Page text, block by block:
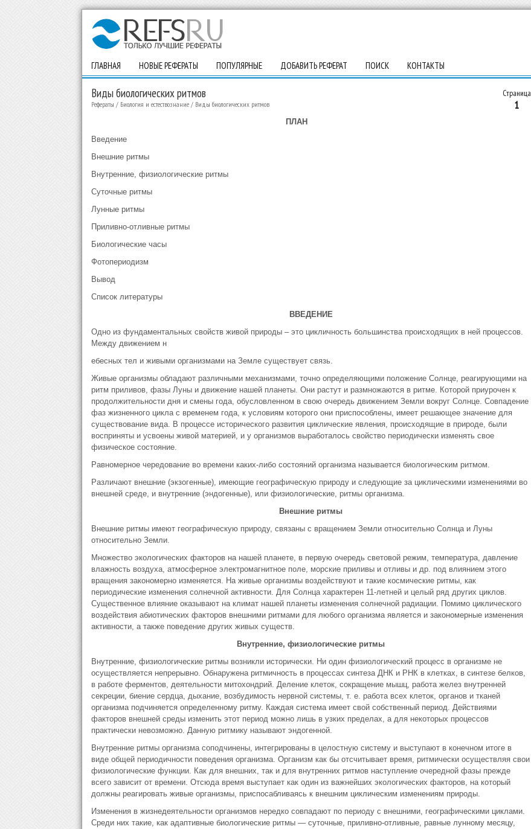
ГЛАВНАЯ НОВЫЕ РЕФЕРАТЫ ПОПУЛЯРНЫЕ ДОБАВИТЬ РЕФЕРАТ ПОИСК КОНТАКТЫ
Страница
1
Виды биологических ритмов
Рефераты / Биология и естествознание/ Виды биологических ритмов
ПЛАН
Введение
Внешние ритмы
Внутренние, физиологические ритмы
Суточные ритмы
Лунные ритмы
Приливно-отливные ритмы
Биологические часы
Фотопериодизм
Вывод
Список литературы
ВВЕДЕНИЕ
Одно из фундаментальных свойств живой природы – это цикличность большинства происходящих в ней процессов.
Между движением н
ебесных тел и живыми организмами на Земле существует связь.
Живые организмы обладают различными механизмами, точно определяющими положение Солнце, реагирующими на
ритм приливов, фазы Луны и движение нашей планеты. Они растут и размножаются в ритме. Которой приурочен к
продолжительности дня и смены года, обусловленном в свою очередь движением Земли вокруг Солнце. Совпадение
фаз жизненного цикла с временем года, к условиям которого они приспособлены, имеет решающее значение для
существование вида. В процессе исторического развития циклические явления, происходящие в природе, были
восприняты и усвоены живой материей, и у организмов выработалось свойство периодически изменять свое
физическое состояние.
Равномерное чередование во времени каких-либо состояний организма называется биологическим ритмом.
Различают внешние (экзогенные), имеющие географическую природу и следующие за циклическими изменениями во
внешней среде, и внутренние (эндогенные), или физиологические, ритмы организма.
Внешние ритмы
Внешние ритмы имеют географическую природу, связаны с вращением Земли относительно Солнца и Луны
относительно Земли.
Множество экологических факторов на нашей планете, в первую очередь световой режим, температура, давление
влажность воздуха, атмосферное электромагнитное поле, морские приливы и отливы и др. под влиянием этого
вращения закономерно изменяется. На живые организмы воздействуют и такие космические ритмы, как
периодические изменения солнечной активности. Для Солнца характерен 11-летней и целый ряд других циклов.
Существенное влияние оказывают на климат нашей планеты изменения солнечной радиации. Помимо циклического
воздействия абиотических факторов внешними ритмами для любого организма является и закономерные изменения
активности, а также поведение других живых существ.
Внутренние, физиологические ритмы
Внутренние, физиологические ритмы возникли исторически. Ни один физиологический процесс в организме не
осуществляется непрерывно. Обнаружена ритмичность в процессах синтеза ДНК и РНК в клетках, в синтезе белков,
в работе ферментов, деятельности митохондрий. Деление клеток, сокращение мышц, работа желез внутренней
секреции, биение сердца, дыхание, возбудимость нервной системы, т. е. работа всех клеток, органов и тканей
организма подчиняется определенному ритму. Каждая система имеет свой собственный период. Действиями
факторов внешней среды изменить этот период можно лишь в узких пределах, а для некоторых процессов
практически невозможно. Данную ритмику называют эндогенной.
Внутренние ритмы организма соподчинены, интегрированы в целостную систему и выступают в конечном итоге в
виде общей периодичности поведения организма. Организм как бы отсчитывает время, ритмически осуществляя свои
физиологические функции. Как для внешних, так и для внутренних ритмов наступление очередной фазы прежде
всего зависит от времени. Отсюда время выступает как один из важнейших экологических факторов, на который
должны реагировать живые организмы, приспосабливаясь к внешним циклическим изменениям природы.
Изменения в жизнедеятельности организмов нередко совпадают по периоду с внешними, географическими циклами.
Среди них такие, как адаптивные биологические ритмы — суточные, приливно-отливные, равные лунному месяцу,